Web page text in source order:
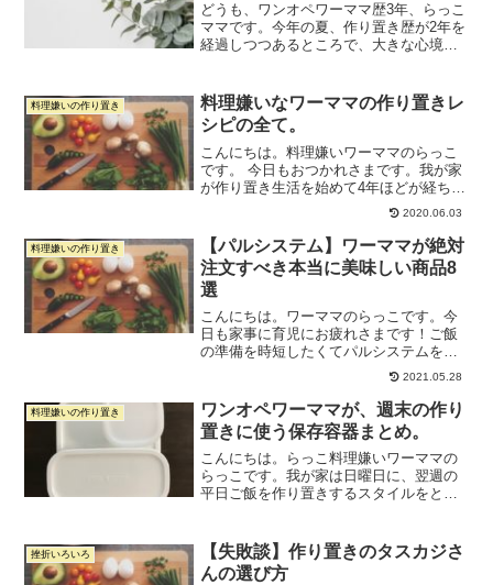
どうも、ワンオペワーママ歴3年、らっこ
ママです。今年の夏、作り置き歴が2年を
経過しつつあるところで、大きな心境の
雑誌とか読んでると、家事を楽に回すた
めの方法に「ご飯のメ...
料理嫌いの作り置き
料理嫌いなワーママの作り置きレ
シピの全て。
こんにちは。料理嫌いワーママのらっこ
です。 今日もおつかれさまです。我が家
が作り置き生活を始めて4年ほどが経ちま
した。 作り置きの流れはこちらの日記↓
に詳しく書いています。週末作り置きの
進め方。 私は本当に料理が苦手なので、
結婚して10年近...
2020.06.03
料理嫌いの作り置き
【パルシステム】ワーママが絶対
注文すべき本当に美味しい商品8
選
こんにちは。ワーママのらっこです。今
日も家事に育児にお疲れさまです！ご飯
の準備を時短したくてパルシステムを使
い始め、あっという間に1年が経ちまし
た。1年使ってみてのリアルな感想は、も
うパルシステム無しでは生きていけない
です。何がいいかと言う...
2021.05.28
料理嫌いの作り置き
ワンオペワーママが、週末の作り
置きに使う保存容器まとめ。
こんにちは。らっこ料理嫌いワーママの
らっこです。我が家は日曜日に、翌週の
平日ご飯を作り置きするスタイルをとっ
これから作り置きを始めたいけど、どん
な保存容器を買ったらいい...
挫折いろいろ
【失敗談】作り置きのタスカジさ
んの選び方